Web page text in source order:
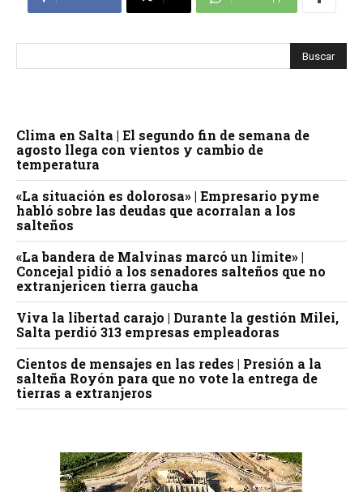
Clima en Salta | El segundo fin de semana de
agosto llega con vientos y cambio de
temperatura
«La situación es dolorosa» | Empresario pyme
habló sobre las deudas que acorralan a los
salteños
«La bandera de Malvinas marcó un límite» |
Concejal pidió a los senadores salteños que no
extranjericen tierra gaucha
Viva la libertad carajo | Durante la gestión Milei,
Salta perdió 313 empresas empleadoras
Cientos de mensajes en las redes | Presión a la
salteña Royón para que no vote la entrega de
tierras a extranjeros